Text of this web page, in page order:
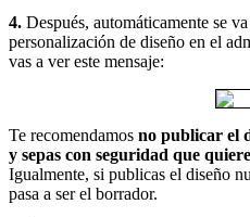
4. Después, automáticamente se
personalización de diseño en el
vas a ver este mensaje:
Te recomendamos no publicar el
y sepas con seguridad que
Igualmente, si publicas el diseño
pasa a ser el borrador.